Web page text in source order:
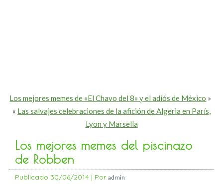
Los mejores memes de «El Chavo del 8» y el adiós de México »
« Las salvajes celebraciones de la afición de Algeria en París,
Lyon y Marsella
Los mejores memes del piscinazo
de Robben
Publicado 30/06/2014 | Por admin